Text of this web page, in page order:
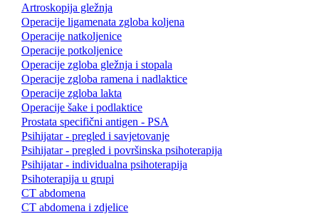
Artroskopija gležnja
Operacije ligamenata zgloba koljena
Operacije natkoljenice
Operacije potkoljenice
Operacije zgloba gležnja i stopala
Operacije zgloba ramena i nadlaktice
Operacije zgloba lakta
Operacije šake i podlaktice
Prostata specifični antigen - PSA
Psihijatar - pregled i savjetovanje
Psihijatar - pregled i površinska psihoterapija
Psihijatar - individualna psihoterapija
Psihoterapija u grupi
CT abdomena
CT abdomena i zdjelice